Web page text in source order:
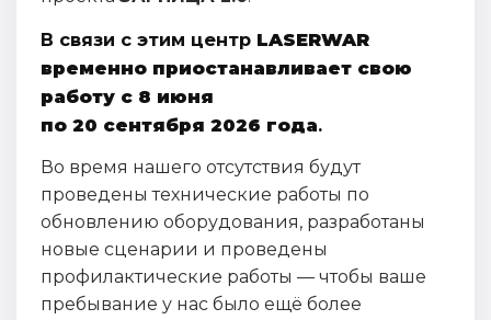
В связи с этим центр LASERWAR
временно приостанавливает свою
работу с 8 июня
по 20 сентября 2026 года.
Во время нашего отсутствия будут
проведены технические работы по
обновлению оборудования, разработаны
новые сценарии и проведены
профилактические работы — чтобы ваше
пребывание у нас было ещё более